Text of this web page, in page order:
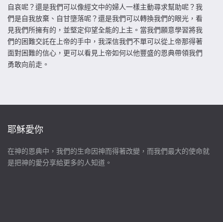
自哀呢？還是我們可以像經文中的婦人一樣主動尋求幫助呢？我
們是自我放棄、自甘墮落呢？還是我們可以轉換我們的眼光，看
見我們所擁有的，並堅定仰望全能的上主。當我們願意學習將我
們的困難交託在上帝的手中，我深信我們不單可以從上帝那得著
面對困難的信心，更可以看見上帝如何以他豐盛的恩典帶領我們
勇敢向前走。
耶穌愛你
在神的恩典中，我們的生命因神而得著改變，而我們最大的使命就
是把神的愛分享給更多的人知道。